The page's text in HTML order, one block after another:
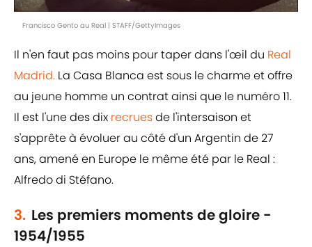
Francisco Gento au Real | STAFF/GettyImages
Il n'en faut pas moins pour taper dans l'œil du Real
Madrid. La Casa Blanca est sous le charme et offre
au jeune homme un contrat ainsi que le numéro 11.
Il est l'une des dix recruesde l'intersaison et
s'apprête à évoluer au côté d'un Argentin de 27
ans, amené en Europe le même été par le Real :
Alfredo di Stéfano.
3. Les premiers moments de gloire -
1954/1955